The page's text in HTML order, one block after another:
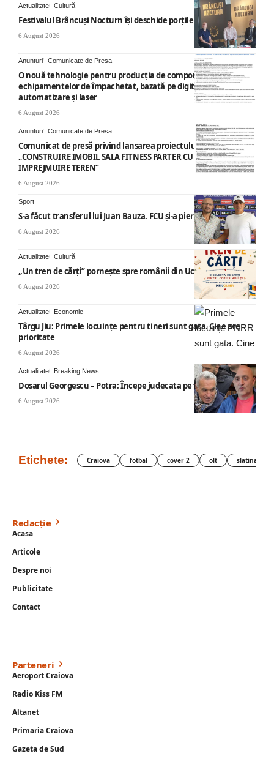
Actualitate Cultură
Festivalul Brâncuși Nocturn își deschide porțile la Târgu Jiu
6 August 2026
Anunturi Comunicate de Presa
O nouă tehnologie pentru producția de componente ale
echipamentelor de împachetat, bazată pe digitalizare,
automatizare și laser
6 August 2026
Anunturi Comunicate de Presa
Comunicat de presă privind lansarea proiectului cu titlul
„CONSTRUIRE IMOBIL SALA FITNESS PARTER CU SUPANTA SI
IMPREJMUIRE TEREN”
6 August 2026
Sport
S-a făcut transferul lui Juan Bauza. FCU și-a pierdut vedeta
6 August 2026
Actualitate Cultură
„Un tren de cărți” pornește spre românii din Ucraina
6 August 2026
Actualitate Economie
Târgu Jiu: Primele locuințe pentru tineri sunt gata. Cine are
prioritate
6 August 2026
Actualitate Breaking News
Dosarul Georgescu – Potra: Începe judecata pe fond
6 August 2026
Etichete: Craiova fotbal cover 2 olt slatina
Redacție
Acasa
Articole
Despre noi
Publicitate
Contact
Parteneri
Aeroport Craiova
Radio Kiss FM
Altanet
Primaria Craiova
Gazeta de Sud